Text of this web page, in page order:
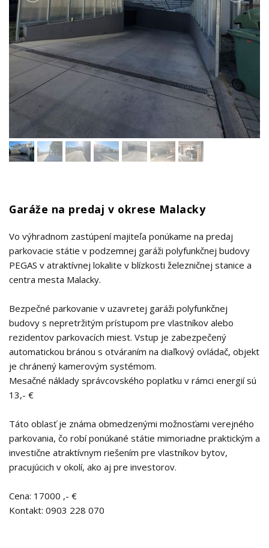
Garáže na predaj v okrese Malacky
Vo výhradnom zastúpení majiteľa ponúkame na predaj
parkovacie státie v podzemnej garáži polyfunkčnej budovy
PEGAS v atraktívnej lokalite v blízkosti železničnej stanice a
centra mesta Malacky.
Bezpečné parkovanie v uzavretej garáži polyfunkčnej
budovy s nepretržitým prístupom pre vlastníkov alebo
rezidentov parkovacích miest. Vstup je zabezpečený
automatickou bránou s otváraním na diaľkový ovládač, objekt
je chránený kamerovým systémom.
Mesačné náklady správcovského poplatku v rámci energií sú
13,- €
Táto oblasť je známa obmedzenými možnosťami verejného
parkovania, čo robí ponúkané státie mimoriadne praktickým a
investične atraktívnym riešením pre vlastníkov bytov,
pracujúcich v okolí, ako aj pre investorov.
Cena: 17000 ,- €
Kontakt: 0903 228 070